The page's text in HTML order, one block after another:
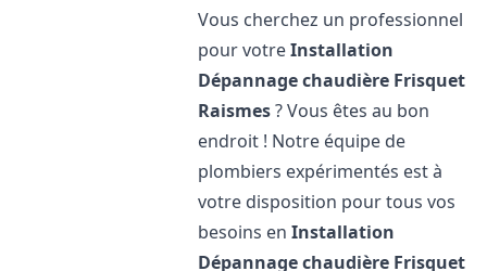
Vous cherchez un professionnel
pour votreInstallation
Dépannage chaudière Frisquet
Raismes? Vous êtes au bon
endroit ! Notre équipe de
plombiers expérimentés est à
votre disposition pour tous vos
besoins enInstallation
Dépannage chaudière Frisquet